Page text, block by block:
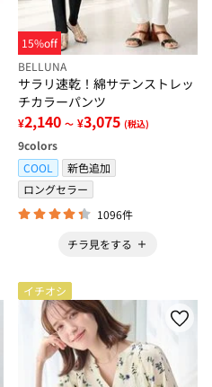
15%off
BELLUNA
サラリ速乾！綿サテンストレッ
チカラーパンツ
¥2,140 ～ ¥3,075 (税込)
9colors
COOL
新色追加
ロングセラー
1096件
チラ見をする
イチオシ